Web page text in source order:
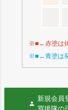
※■←赤塗は
※■←青塗は
新規会員